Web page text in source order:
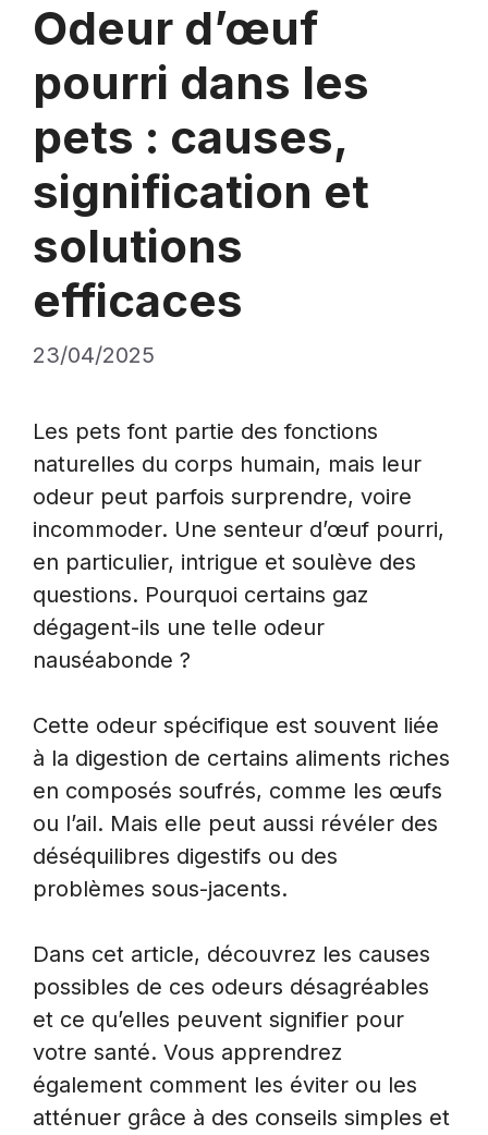
Odeur d’œuf
pourri dans les
pets : causes,
signification et
solutions
efficaces
23/04/2025
Les pets font partie des fonctions
naturelles du corps humain, mais leur
odeur peut parfois surprendre, voire
incommoder. Une senteur d’œuf pourri,
en particulier, intrigue et soulève des
questions. Pourquoi certains gaz
dégagent-ils une telle odeur
nauséabonde ?
Cette odeur spécifique est souvent liée
à la digestion de certains aliments riches
en composés soufrés, comme les œufs
ou l’ail. Mais elle peut aussi révéler des
déséquilibres digestifs ou des
problèmes sous-jacents.
Dans cet article, découvrez les causes
possibles de ces odeurs désagréables
et ce qu’elles peuvent signifier pour
votre santé. Vous apprendrez
également comment les éviter ou les
atténuer grâce à des conseils simples et